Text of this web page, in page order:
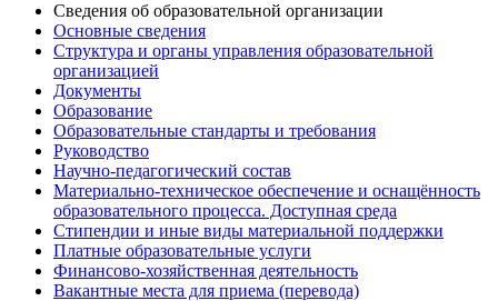
Сведения об образовательной организации
Основные сведения
Структура и органы управления образовательной
организацией
Документы
Образование
Образовательные стандарты и требования
Руководство
Научно-педагогический состав
Материально-техническое обеспечение и оснащённость
образовательного процесса. Доступная среда
Стипендии и иные виды материальной поддержки
Платные образовательные услуги
Финансово-хозяйственная деятельность
Вакантные места для приема (перевода)